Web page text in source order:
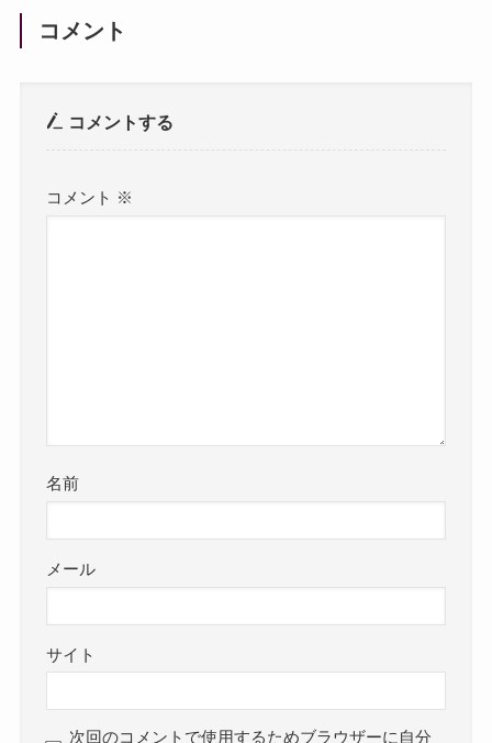
コメント
コメントする
コメント ※
名前
メール
サイト
次回のコメントで使用するためブラウザーに自分